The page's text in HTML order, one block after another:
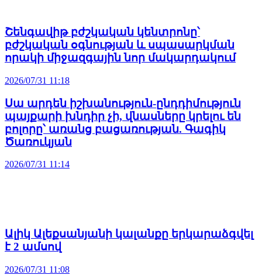
Շենգավիթ բժշկական կենտրոնը՝
բժշկական օգնության և սպասարկման
որակի միջազգային նոր մակարդակում
2026/07/31 11:18
Սա արդեն իշխանություն-ընդդիմություն
պայքարի խնդիր չի, վնասները կրելու են
բոլորը՝ առանց բացառության. Գագիկ
Ծառուկյան
2026/07/31 11:14
Ալիկ Ալեքսանյանի կալանքը երկարաձգվել
է 2 ամսով
2026/07/31 11:08